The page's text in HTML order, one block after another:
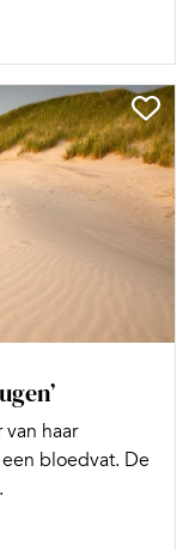
van haar
bloedvat. De